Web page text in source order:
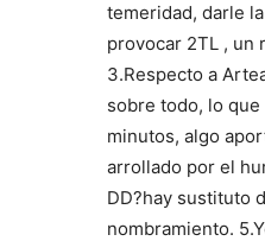
temeridad, darle
provocar 2TL , un
3.Respecto a
sobre todo, lo
minutos, algo
arrollado por el
DD?hay sustituto
nombramiento.